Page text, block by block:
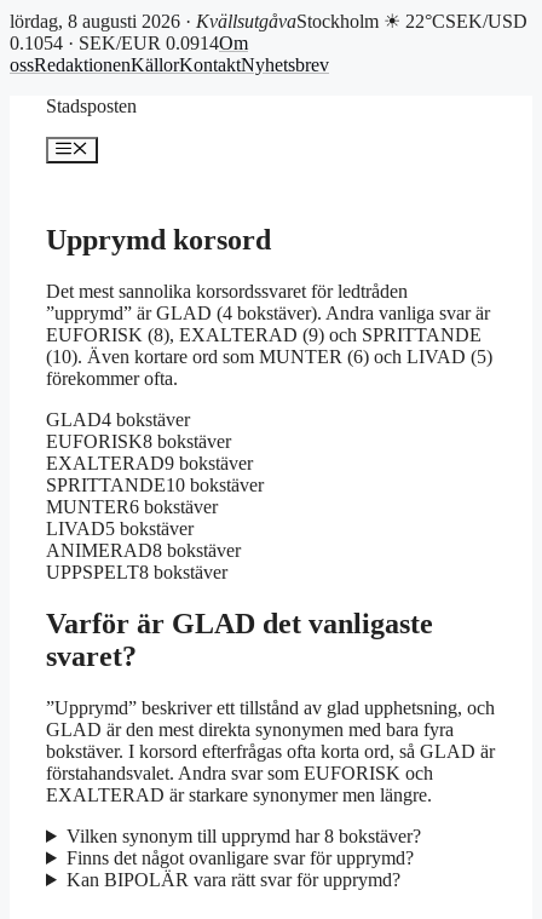
lördag, 8 augusti 2026 · KvällsutgåvaStockholm ☀ 22°CSEK/USD
0.1054 · SEK/EUR 0.0914Om
ossRedaktionenKällorKontaktNyhetsbrev
Stadsposten
Meny
Upprymd korsord
Det mest sannolika korsordssvaret för ledtråden
”upprymd” är GLAD (4 bokstäver). Andra vanliga svar är
EUFORISK (8), EXALTERAD (9) och SPRITTANDE
(10). Även kortare ord som MUNTER (6) och LIVAD (5)
förekommer ofta.
GLAD4 bokstäver
EUFORISK8 bokstäver
EXALTERAD9 bokstäver
SPRITTANDE10 bokstäver
MUNTER6 bokstäver
LIVAD5 bokstäver
ANIMERAD8 bokstäver
UPPSPELT8 bokstäver
Varför är GLAD det vanligaste
svaret?
”Upprymd” beskriver ett tillstånd av glad upphetsning, och
GLAD är den mest direkta synonymen med bara fyra
bokstäver. I korsord efterfrågas ofta korta ord, så GLAD är
förstahandsvalet. Andra svar som EUFORISK och
EXALTERAD är starkare synonymer men längre.
Vilken synonym till upprymd har 8 bokstäver?
Finns det något ovanligare svar för upprymd?
Kan BIPOLÄR vara rätt svar för upprymd?